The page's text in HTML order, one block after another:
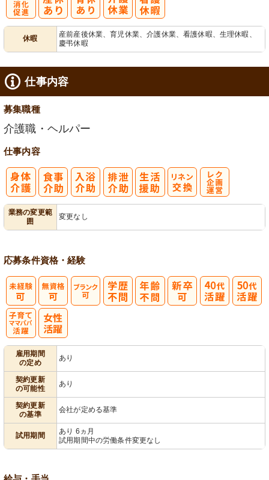
休暇
産前産後休業、育児休業、介護休業、看護休暇、生理休暇、
慶弔休暇
仕事内容
募集職種
介護職・ヘルパー
仕事内容
業務の変更範
囲
変更なし
応募条件資格・経験
雇用期間
の定め
あり
契約更新
の可能性
あり
契約更新
の基準
会社が定める基準
試用期間
あり 6ヵ月
試用期間中の労働条件変更なし